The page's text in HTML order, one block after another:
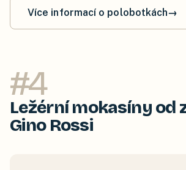
Více informací o polobotkách→
#4
Ležérní mokasíny od
Gino Rossi